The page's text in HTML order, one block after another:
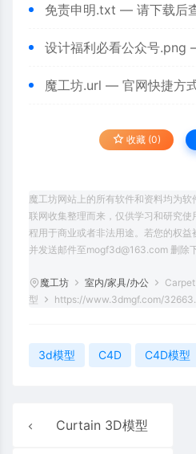
免责申明.txt — 请下载后
设计福利必看公众号.png
魔工坊.url — 官网快捷方
收藏 (0)
魔工坊网站上的所有软件和资料均为
联网收集整理而来，仅供学习和研究
程用于商业或者非法用途。若您的权益
并发送邮件至mogf3d@163.com 删除
魔工坊 室内/家具/办公
型
https://www.3dmgf.com/
3d模型 C4D C4D模型
Curtain 3D模型